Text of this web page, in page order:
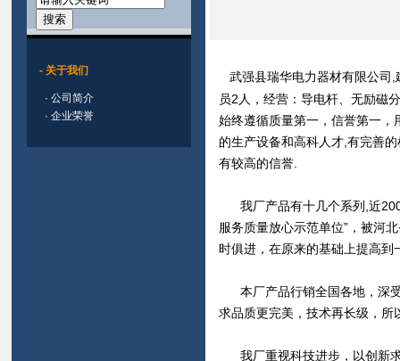
- 关于我们
· 公司简介
· 企业荣誉
武强县瑞华电力器材有限公司
员2人，经营：导电杆、无励磁
始终遵循质量第一，信誉第一
的生产设备和高科人才,有完善
有较高的信誉.
我厂产品有十几个系列,近200
服务质量放心示范单位”，被河
时俱进，在原来的基础上提高
本厂产品行销全国各地，深受
求品质更完美，技术再长级，
我厂重视科技进步，以创新求